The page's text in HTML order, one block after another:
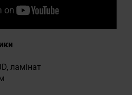
ламінат